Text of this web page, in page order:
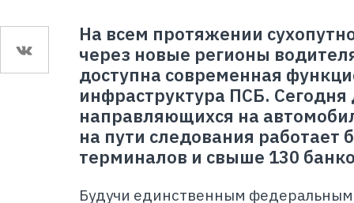
На всем протяжении
через новые регионы
доступна современная
инфраструктура ПСБ.
направляющихся на
на пути следования работает
терминалов и свыше 130
Будучи единственным